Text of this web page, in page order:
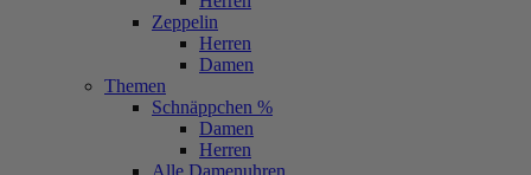
Zeppelin
Herren
Damen
Themen
Schnäppchen %
Damen
Herren
Alle Damenuhren